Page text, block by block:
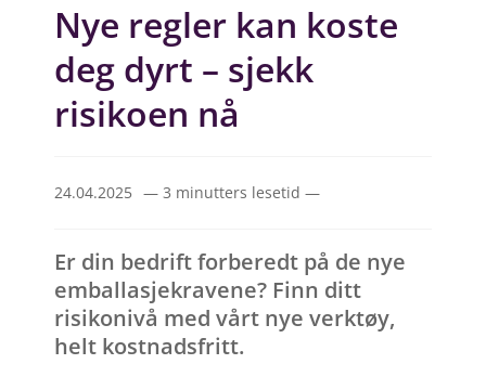
Nye regler kan koste
deg dyrt – sjekk
risikoen nå
24.04.2025 — 3 minutters lesetid —
Er din bedrift forberedt på de nye
emballasjekravene? Finn ditt
risikonivå med vårt nye verktøy,
helt kostnadsfritt.